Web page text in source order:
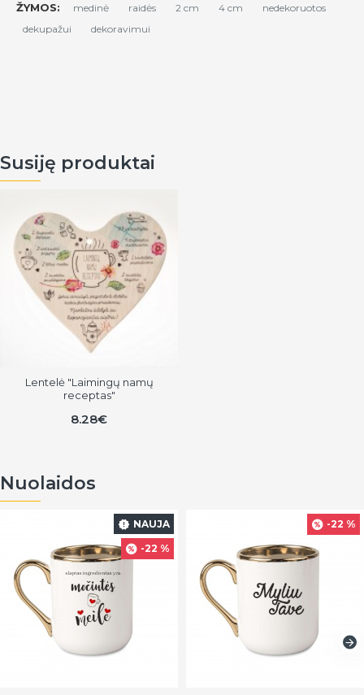
ŽYMOS: medinė raidės 2 cm 4 cm
nedekoruotos
dekupažui
dekoravimui
Susiję produktai
Lentelė "Laimingų namų
receptas"
8.28€
Nuolaidos
NAUJA
-22 %
-22 %